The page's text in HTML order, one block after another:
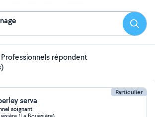
répondent
Particulier
serva
soignant